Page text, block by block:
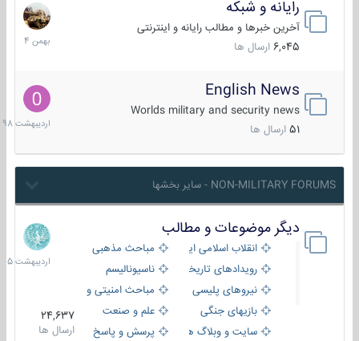
رایانه و شبکه
آخرین خبرها و مطالب رایانه و اینترنتی
6,045 ارسال ها
30
بهمن
1404
English News
Worlds military and security news
51 ارسال ها
10
1398
NON-MILITARY FORUMS - سایر بخشها
دیگر موضوعات و مطالب
انقلاب اسلامی ایران
مباحث مذهبی
رویدادهای تاریخی و مذهبیناسیونالیسم
نیروهای پلیسی
مباحث امنیتی و اطلاعاتی
بازیهای جنگی
علم و صنعت
سایت و وبلاگ ها
پرسش و پاسخ
24,637
ارسال ها
8
1405